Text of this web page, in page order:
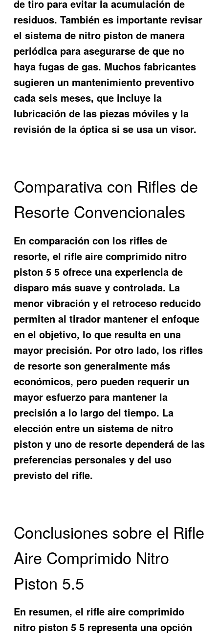
de tiro para evitar la acumulación de
residuos. También es importante revisar
el sistema de nitro piston de manera
periódica para asegurarse de que no
haya fugas de gas. Muchos fabricantes
sugieren un mantenimiento preventivo
cada seis meses, que incluye la
lubricación de las piezas móviles y la
revisión de la óptica si se usa un visor.
Comparativa con Rifles de
Resorte Convencionales
En comparación con los rifles de
resorte, el rifle aire comprimido nitro
piston 5 5 ofrece una experiencia de
disparo más suave y controlada. La
menor vibración y el retroceso reducido
permiten al tirador mantener el enfoque
en el objetivo, lo que resulta en una
mayor precisión. Por otro lado, los rifles
de resorte son generalmente más
económicos, pero pueden requerir un
mayor esfuerzo para mantener la
precisión a lo largo del tiempo. La
elección entre un sistema de nitro
piston y uno de resorte dependerá de las
preferencias personales y del uso
previsto del rifle.
Conclusiones sobre el Rifle
Aire Comprimido Nitro
Piston 5.5
En resumen, el rifle aire comprimido
nitro piston 5 5 representa una opción